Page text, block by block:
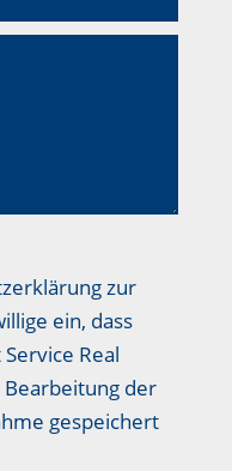
zur
ein, dass
Real
Bearbeitung der
gespeichert